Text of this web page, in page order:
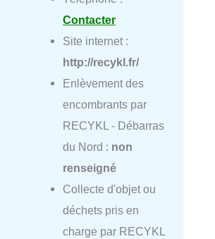
Contacter
Site internet :
http://recykl.fr/
Enlèvement des
encombrants par
RECYKL - Débarras
du Nord : non
renseigné
Collecte d'objet ou
déchets pris en
charge par RECYKL